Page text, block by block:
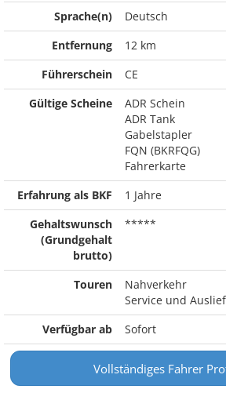
Sprache(n)
Deutsch
Entfernung
12 km
Führerschein
CE
Gültige Scheine
ADR Schein
ADR Tank
Gabelstapler
FQN (BKRFQG)
Fahrerkarte
Erfahrung als BKF
1 Jahre
Gehaltswunsch
(Grundgehalt
brutto)
*****
Touren
Nahverkehr
Service und
Verfügbar ab
Sofort
Vollständiges Fahrer